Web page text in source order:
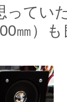
ってい
㎜）